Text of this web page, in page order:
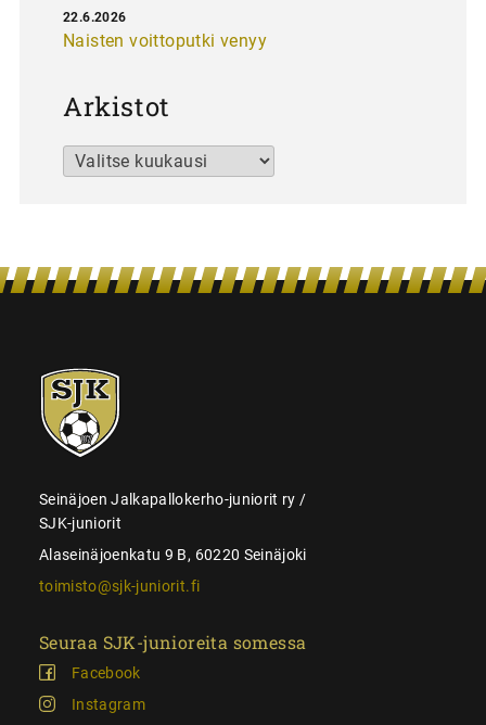
Naisten voittoputki venyy
22.6.2026
Arkistot
Arkistot
SJK-
juniorit
Seinäjoen Jalkapallokerho-juniorit ry /
SJK-juniorit
Alaseinäjoenkatu 9 B, 60220 Seinäjoki
toimisto@sjk-juniorit.fi
Seuraa SJK-junioreita somessa
Facebook
Instagram